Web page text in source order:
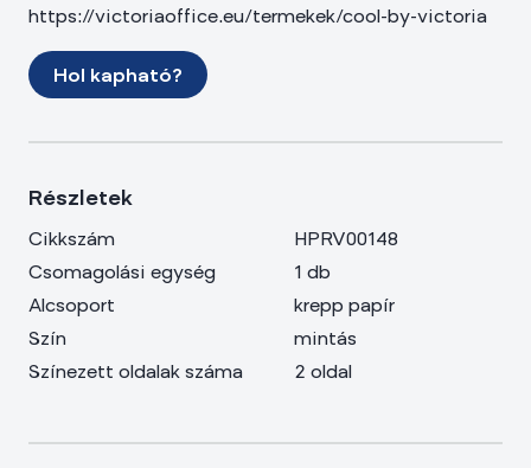
https://victoriaoffice.eu/termekek/cool-by-victoria
Hol kapható?
Részletek
Cikkszám
HPRV00148
Csomagolási egység
1 db
Alcsoport
krepp papír
Szín
mintás
Színezett oldalak száma
2 oldal